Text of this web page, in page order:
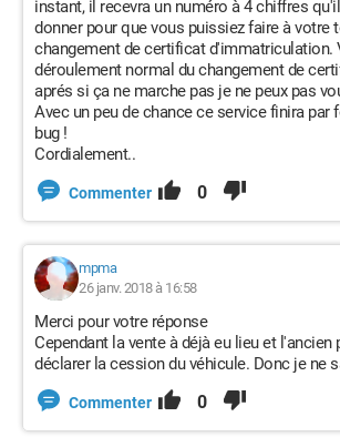
instant, il recevra un numéro à 4 chiffres
donner pour que vous puissiez faire à votre
changement de certificat d'immatriculation.
déroulement normal du changement de
aprés si ça ne marche pas je ne peux pas
Avec un peu de chance ce service finira par
bug !
Cordialement..
Commenter 0
mpma
26 janv. 2018 à 16:58
Merci pour votre réponse
Cependant la vente à déjà eu lieu et l'ancien
déclarer la cession du véhicule. Donc je ne
Commenter 0